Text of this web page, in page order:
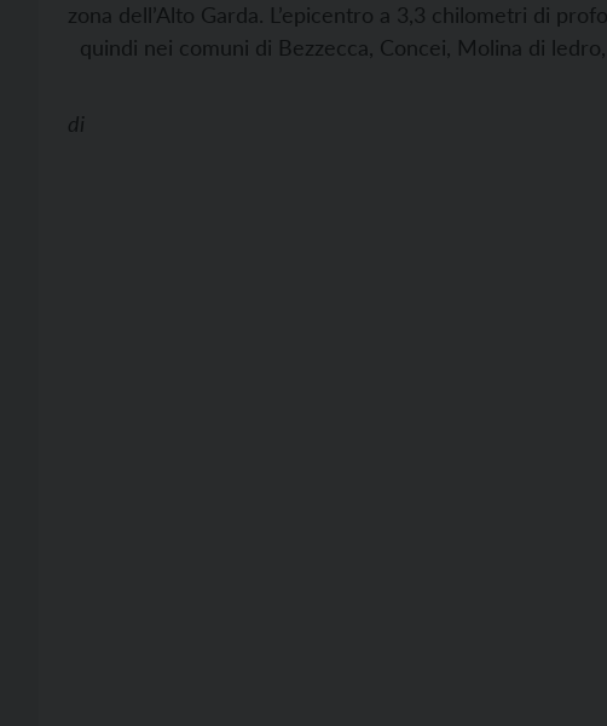
zona dell’Alto Garda. L’epicentro a 3,3 chilometri di
quindi nei comuni di Bezzecca, Concei, Molina di
di